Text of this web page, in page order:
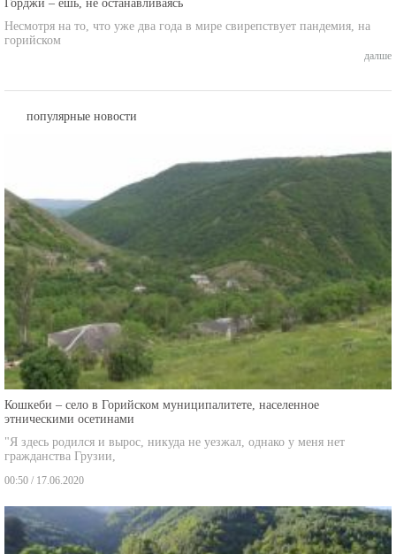
Горджи – ешь, не останавливаясь
Несмотря на то, что уже два года в мире свирепствует пандемия, на
горийском
далше
популярные новости
Кошкеби – село в Горийском муниципалитете, населенное
этническими осетинами
"Я здесь родился и вырос, никуда не уезжал, однако у меня нет
гражданства Грузии,
00:50 / 17.06.2020